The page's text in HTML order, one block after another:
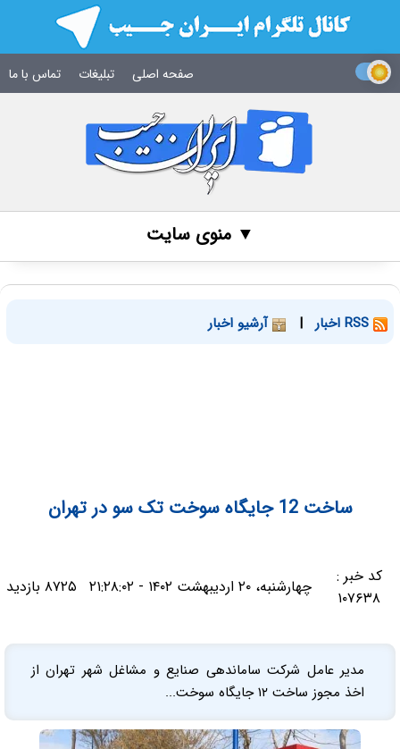
صفحه اصلی تبلیغات تماس با ما
▼ منوی سایت
| آرشیو اخبار
ساخت 12 جایگاه سوخت تک سو در تهران
کد خبر :
۱۰۷۶۳۸
چهارشنبه، ۲۰ اردیبهشت ۱۴۰۲ - ۲۱:۲۸:۰۲ ۸۷۲۵ بازدید
مدیر عامل شرکت ساماندهی صنایع و مشاغل شهر تهران از
اخذ مجوز ساخت ۱۲ جایگاه سوخت...